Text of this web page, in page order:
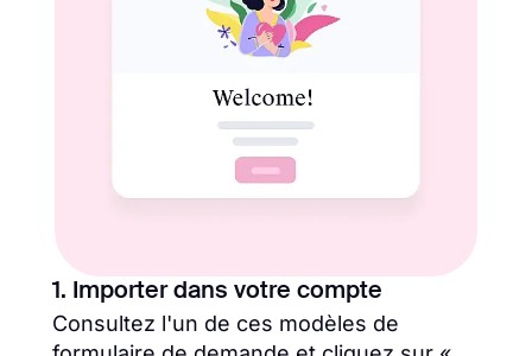
1. Importer dans votre compte
Consultez l'un de ces modèles de